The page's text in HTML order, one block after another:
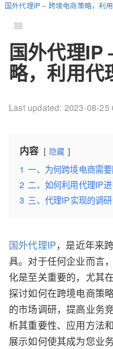
国外代理IP – 跨境电商策略，利
国外代理IP
略，利用代
Last updated: 2023-08-25
内容 隐藏
1 一、为何跨境电商需
2 二、如何利用代理IP
3 三、代理IP实现的调
国外代理IP，是近年来
具。对于任何企业而言
化是至关重要的，尤其
探讨如何在跨境电商策
的市场调研，提高业务
析其重要性、应用方法
展示如何使其成为您业